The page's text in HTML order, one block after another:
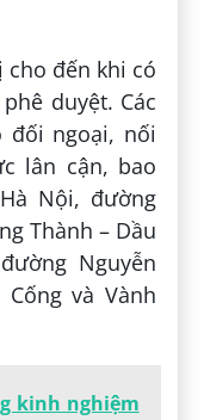
cho đến khi có
duyệt. Các
đối ngoại, nối
lân cận, bao
Nội, đường
Thành – Dầu
Nguyễn
và Vành
kinh nghiệm